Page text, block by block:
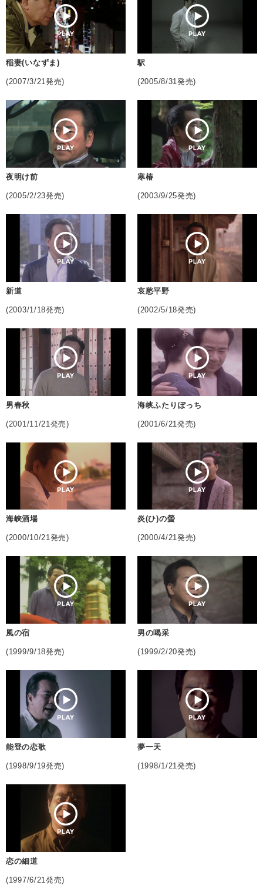
稲妻(いなずま)
(2007/3/21発売)
駅
(2005/8/31発売)
夜明け前
(2005/2/23発売)
寒椿
(2003/9/25発売)
新道
(2003/1/18発売)
哀愁平野
(2002/5/18発売)
男春秋
(2001/11/21発売)
海峡ふたりぽっち
(2001/6/21発売)
海峡酒場
(2000/10/21発売)
炎(ひ)の螢
(2000/4/21発売)
風の宿
(1999/9/18発売)
男の喝采
(1999/2/20発売)
能登の恋歌
(1998/9/19発売)
夢一天
(1998/1/21発売)
恋の細道
(1997/6/21発売)